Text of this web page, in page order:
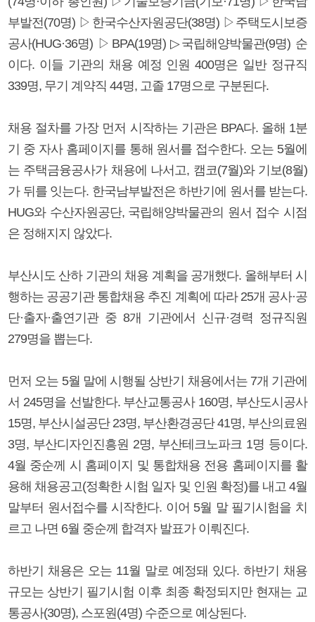
부발전(70명) ▷한국수산자원공단(38명) ▷주택도시보증
공사(HUG·36명) ▷BPA(19명) ▷국립해양박물관(9명) 순
이다. 이들 기관의 채용 예정 인원 400명은 일반 정규직
339명, 무기 계약직 44명, 고졸 17명으로 구분된다.
채용 절차를 가장 먼저 시작하는 기관은 BPA다. 올해 1분
기 중 자사 홈페이지를 통해 원서를 접수한다. 오는 5월에
는 주택금융공사가 채용에 나서고, 캠코(7월)와 기보(8월)
가 뒤를 잇는다. 한국남부발전은 하반기에 원서를 받는다.
HUG와 수산자원공단, 국립해양박물관의 원서 접수 시점
은 정해지지 않았다.
부산시도 산하 기관의 채용 계획을 공개했다. 올해부터 시
행하는 공공기관 통합채용 추진 계획에 따라 25개 공사·공
단·출자·출연기관 중 8개 기관에서 신규·경력 정규직원
279명을 뽑는다.
먼저 오는 5월 말에 시행될 상반기 채용에서는 7개 기관에
서 245명을 선발한다. 부산교통공사 160명, 부산도시공사
15명, 부산시설공단 23명, 부산환경공단 41명, 부산의료원
3명, 부산디자인진흥원 2명, 부산테크노파크 1명 등이다.
4월 중순께 시 홈페이지 및 통합채용 전용 홈페이지를 활
용해 채용공고(정확한 시험 일자 및 인원 확정)를 내고 4월
말부터 원서접수를 시작한다. 이어 5월 말 필기시험을 치
르고 나면 6월 중순께 합격자 발표가 이뤄진다.
하반기 채용은 오는 11월 말로 예정돼 있다. 하반기 채용
규모는 상반기 필기시험 이후 최종 확정되지만 현재는 교
통공사(30명), 스포원(4명) 수준으로 예상된다.